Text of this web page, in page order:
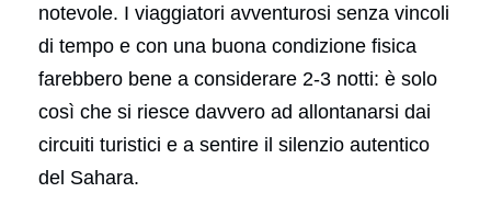
notevole. I viaggiatori avventurosi senza vincoli
di tempo e con una buona condizione fisica
farebbero bene a considerare 2-3 notti: è solo
così che si riesce davvero ad allontanarsi dai
circuiti turistici e a sentire il silenzio autentico
del Sahara.